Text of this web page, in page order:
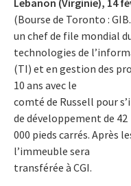
(Bourse de Toronto :
un chef de file mondial
technologies de
(TI) et en gestion des
10 ans avec le
comté de Russell pour
de développement de 42
000 pieds carrés. Après
l’immeuble sera
transférée à CGI.